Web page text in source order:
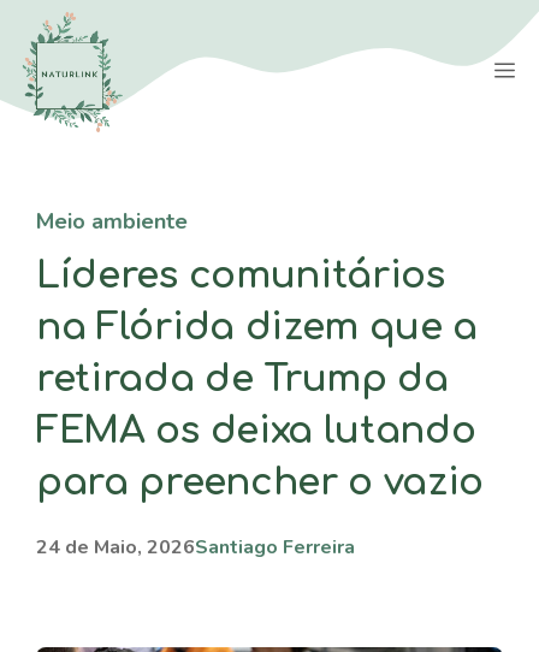
Saltar
para
conteúdo
Meio ambiente
Líderes comunitários
na Flórida dizem que a
retirada de Trump da
FEMA os deixa lutando
para preencher o vazio
24 de Maio, 2026Santiago Ferreira